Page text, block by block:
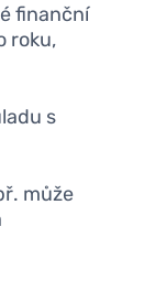
finanční
roku,
s
může